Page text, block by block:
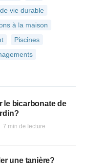
vie durable
à la maison
Piscines
le bicarbonate de
7 min de lecture
une tanière?